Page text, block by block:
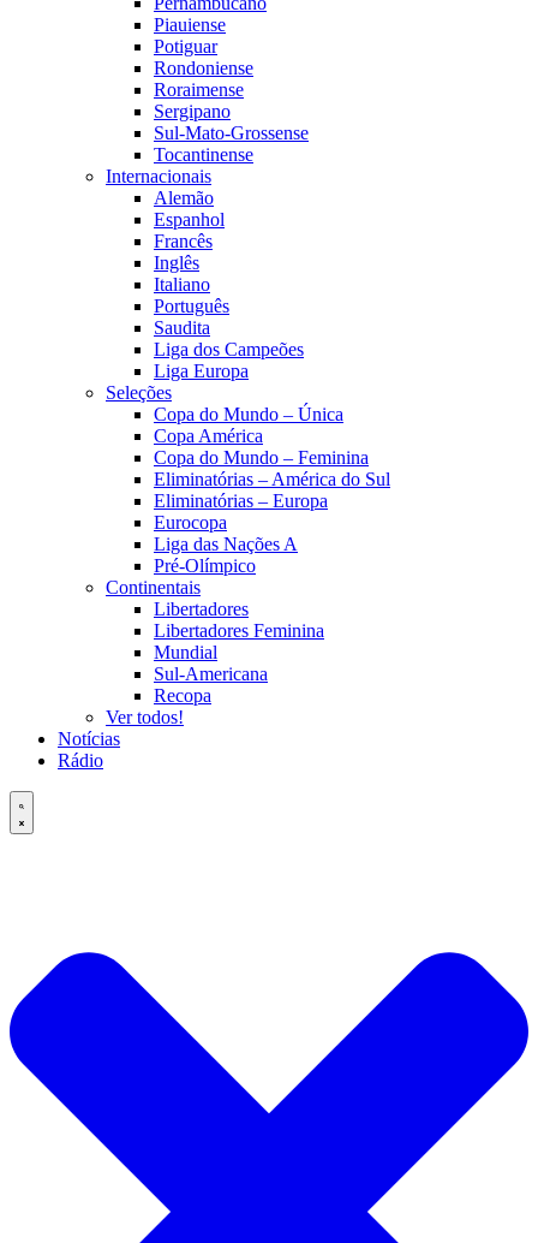
Piauiense
Potiguar
Rondoniense
Roraimense
Sergipano
Sul-Mato-Grossense
Tocantinense
Internacionais
Alemão
Espanhol
Francês
Inglês
Italiano
Português
Saudita
Liga dos Campeões
Liga Europa
Seleções
Copa do Mundo – Única
Copa América
Copa do Mundo – Feminina
Eliminatórias – América do Sul
Eliminatórias – Europa
Eurocopa
Liga das Nações A
Pré-Olímpico
Continentais
Libertadores
Libertadores Feminina
Mundial
Sul-Americana
Recopa
Ver todos!
Notícias
Rádio